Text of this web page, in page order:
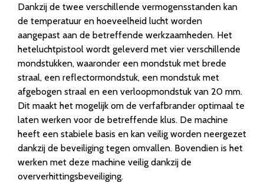
Dankzij de twee verschillende vermogensstanden kan
de temperatuur en hoeveelheid lucht worden
aangepast aan de betreffende werkzaamheden. Het
heteluchtpistool wordt geleverd met vier verschillende
mondstukken, waaronder een mondstuk met brede
straal, een reflectormondstuk, een mondstuk met
afgebogen straal en een verloopmondstuk van 20 mm.
Dit maakt het mogelijk om de verfafbrander optimaal te
laten werken voor de betreffende klus. De machine
heeft een stabiele basis en kan veilig worden neergezet
dankzij de beveiliging tegen omvallen. Bovendien is het
werken met deze machine veilig dankzij de
oververhittingsbeveiliging.